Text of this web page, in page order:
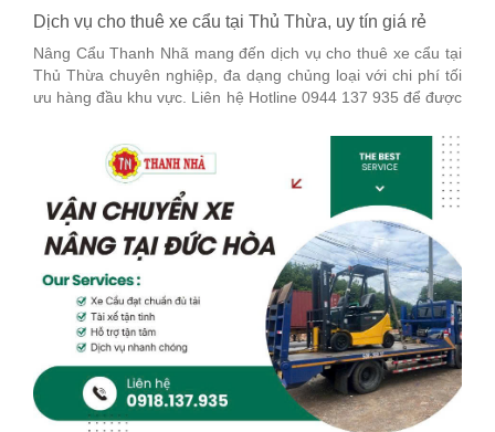
Dịch vụ cho thuê xe cẩu tại Thủ Thừa, uy tín giá rẻ
Nâng Cẩu Thanh Nhã mang đến dịch vụ cho thuê xe cẩu tại
Thủ Thừa chuyên nghiệp, đa dạng chủng loại với chi phí tối
ưu hàng đầu khu vực. Liên hệ Hotline 0944 137 935 để được